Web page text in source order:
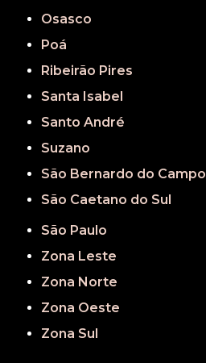
Osasco
Poá
Ribeirão Pires
Santa Isabel
Santo André
Suzano
São Bernardo do Campo
São Caetano do Sul
São Paulo
Zona Leste
Zona Norte
Zona Oeste
Zona Sul